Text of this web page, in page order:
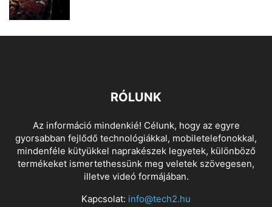
RÓLUNK
Az információ mindenkié! Célunk, hogy az egyre
gyorsabban fejlődő technológiákkal, mobiletelefonokkal,
mindenféle kütyükkel naprakészek legyetek, különböző
termékeket ismertethessünk meg veletek szövegesen,
illetve videó formájában.
Kapcsolat: info@tech2.hu